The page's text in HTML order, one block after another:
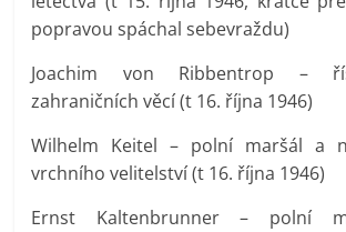
popravou spáchal sebevraždu)
Joachim von Ribbentrop –
zahraničních věcí (t 16. října 1946)
Wilhelm Keitel – polní maršál a
vrchního velitelství (t 16. října 1946)
Ernst Kaltenbrunner – polní